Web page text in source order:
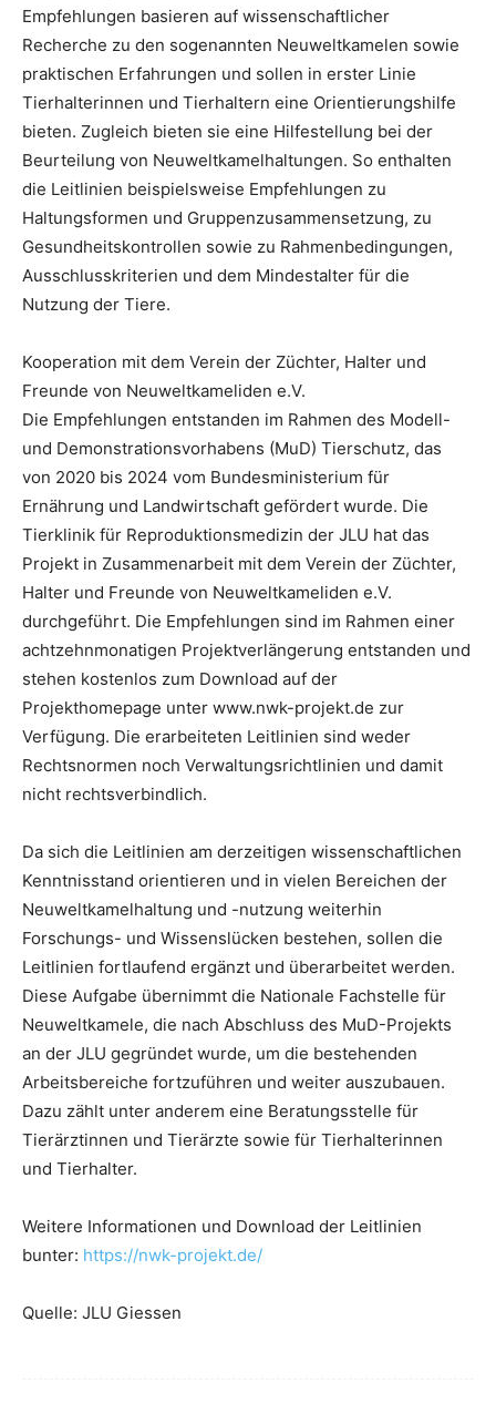
Empfehlungen basieren auf wissenschaftlicher
Recherche zu den sogenannten Neuweltkamelen sowie
praktischen Erfahrungen und sollen in erster Linie
Tierhalterinnen und Tierhaltern eine Orientierungshilfe
bieten. Zugleich bieten sie eine Hilfestellung bei der
Beurteilung von Neuweltkamelhaltungen. So enthalten
die Leitlinien beispielsweise Empfehlungen zu
Haltungsformen und Gruppenzusammensetzung, zu
Gesundheitskontrollen sowie zu Rahmenbedingungen,
Ausschlusskriterien und dem Mindestalter für die
Nutzung der Tiere.
Kooperation mit dem Verein der Züchter, Halter und
Freunde von Neuweltkameliden e.V.
Die Empfehlungen entstanden im Rahmen des Modell-
und Demonstrationsvorhabens (MuD) Tierschutz, das
von 2020 bis 2024 vom Bundesministerium für
Ernährung und Landwirtschaft gefördert wurde. Die
Tierklinik für Reproduktionsmedizin der JLU hat das
Projekt in Zusammenarbeit mit dem Verein der Züchter,
Halter und Freunde von Neuweltkameliden e.V.
durchgeführt. Die Empfehlungen sind im Rahmen einer
achtzehnmonatigen Projektverlängerung entstanden und
stehen kostenlos zum Download auf der
Projekthomepage unter www.nwk-projekt.de zur
Verfügung. Die erarbeiteten Leitlinien sind weder
Rechtsnormen noch Verwaltungsrichtlinien und damit
nicht rechtsverbindlich.
Da sich die Leitlinien am derzeitigen wissenschaftlichen
Kenntnisstand orientieren und in vielen Bereichen der
Neuweltkamelhaltung und -nutzung weiterhin
Forschungs- und Wissenslücken bestehen, sollen die
Leitlinien fortlaufend ergänzt und überarbeitet werden.
Diese Aufgabe übernimmt die Nationale Fachstelle für
Neuweltkamele, die nach Abschluss des MuD-Projekts
an der JLU gegründet wurde, um die bestehenden
Arbeitsbereiche fortzuführen und weiter auszubauen.
Dazu zählt unter anderem eine Beratungsstelle für
Tierärztinnen und Tierärzte sowie für Tierhalterinnen
und Tierhalter.
Weitere Informationen und Download der Leitlinien
bunter: https://nwk-projekt.de/
Quelle: JLU Giessen